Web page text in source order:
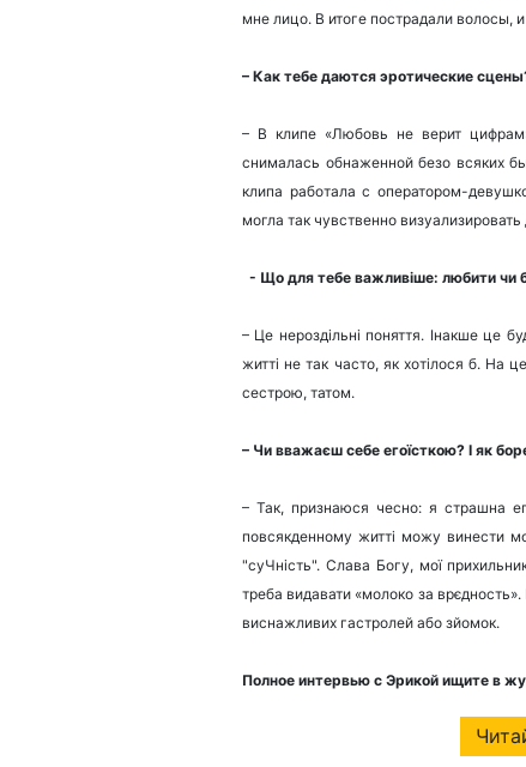
мне лицо. В итоге пострадали волосы,
– Как тебе даются эротические
– В клипе «Любовь не верит
снималась обнаженной безо всяких
клипа работала с оператором-
могла так чувственно
- Що для тебе важливіше: любити чи
– Це нероздільні поняття. Інакше це
житті не так часто, як хотілося б.
сестрою, татом.
– Чи вважаєш себе егоїсткою? І як
– Так, признаюся чесно: я страшна
повсякденному житті можу винести
"суЧність". Слава Богу, мої
треба видавати «молоко за
виснажливих гастролей або зйомок.
Полное интервью с Эрикой ищите в